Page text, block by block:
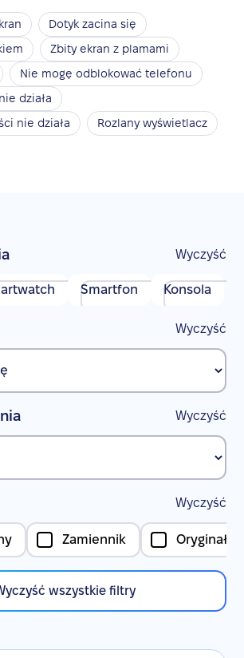
Dotyk zacina się
Zbity ekran z plamami
Nie mogę odblokować telefonu
działa
nie działa
Rozlany wyświetlacz
Wyczyść
Smartfon Konsola
Wyczyść
Wyczyść
Wyczyść
Zamiennik Oryginał
wszystkie filtry